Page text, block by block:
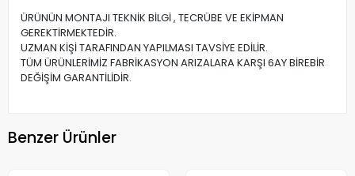
ÜRÜNÜN MONTAJI TEKNİK BİLGİ , TECRÜBE VE EKİPMAN
GEREKTİRMEKTEDİR.
UZMAN KİŞİ TARAFINDAN YAPILMASI TAVSİYE EDİLİR.
TÜM ÜRÜNLERİMİZ FABRİKASYON ARIZALARA KARŞI 6AY BİREBİR
DEĞİŞİM GARANTİLİDİR.
Benzer Ürünler